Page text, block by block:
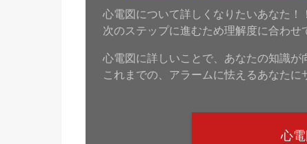
心電図について詳しくなりたいあなた！！
次のステップに進むため理解度に合わせ
心電図に詳しいことで、あなたの知識が
これまでの、アラームに怯えるあなたに
心